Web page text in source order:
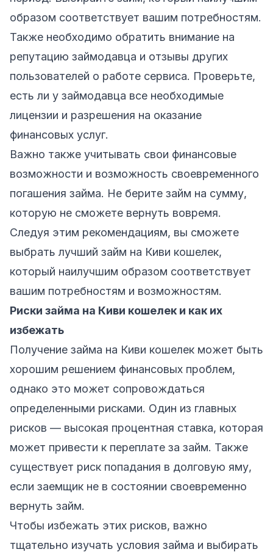
образом соответствует вашим потребностям.
Также необходимо обратить внимание на
репутацию займодавца и отзывы других
пользователей о работе сервиса. Проверьте,
есть ли у займодавца все необходимые
лицензии и разрешения на оказание
финансовых услуг.
Важно также учитывать свои финансовые
возможности и возможность своевременного
погашения займа. Не берите займ на сумму,
которую не сможете вернуть вовремя.
Следуя этим рекомендациям, вы сможете
выбрать лучший займ на Киви кошелек,
который наилучшим образом соответствует
вашим потребностям и возможностям.
Риски займа на Киви кошелек и как их
избежать
Получение займа на Киви кошелек может быть
хорошим решением финансовых проблем,
однако это может сопровождаться
определенными рисками. Один из главных
рисков — высокая процентная ставка, которая
может привести к переплате за займ. Также
существует риск попадания в долговую яму,
если заемщик не в состоянии своевременно
вернуть займ.
Чтобы избежать этих рисков, важно
тщательно изучать условия займа и выбирать